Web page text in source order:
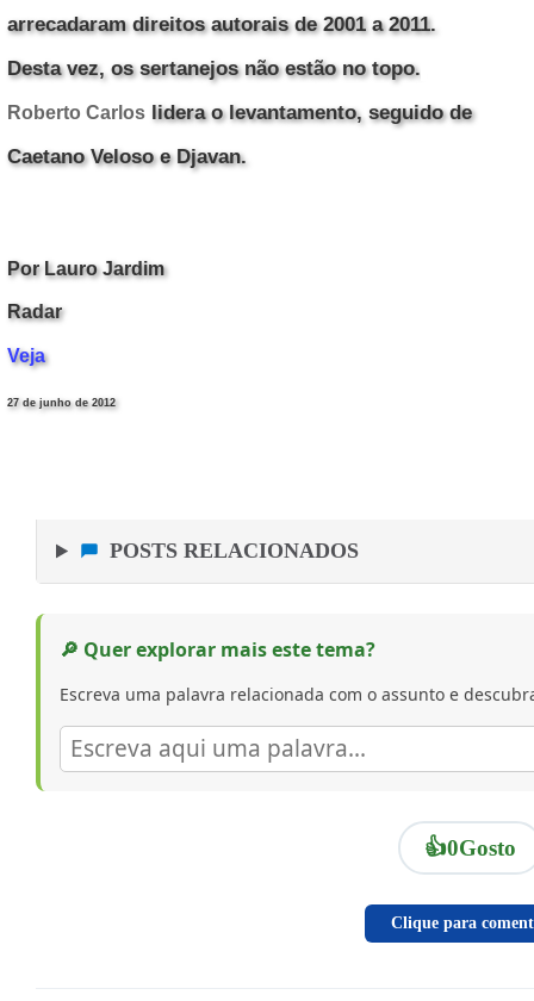
arrecadaram direitos autorais de 2001 a 2011.
Desta vez, os sertanejosnão estão no topo.
Roberto Carlos lidera o levantamento, seguido de
Caetano Veloso e Djavan.
Por Lauro Jardim
Radar
Veja
27 de junho de 2012
POSTS RELACIONADOS
🔎 Quer explorar mais este tema?
Escreva uma palavra relacionada com o assunto e
👍0Gosto
Clique para